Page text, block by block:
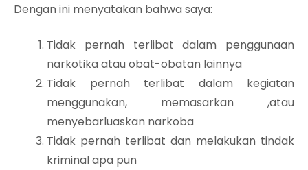
Dengan ini menyatakan bahwa saya:
Tidak pernah terlibat dalam penggunaan
narkotika atau obat-obatan lainnya
Tidak pernah terlibat dalam kegiatan
menggunakan, memasarkan ,atau
menyebarluaskan narkoba
Tidak pernah terlibat dan melakukan tindak
kriminal apa pun